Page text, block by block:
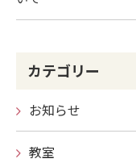
カテゴリー
お知らせ
教室